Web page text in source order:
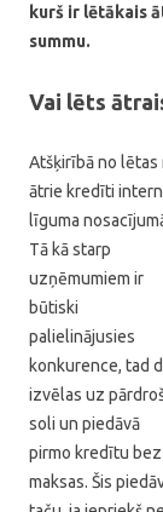
kurš ir lētākais
summu.
Vai lēts
Atšķirībā no lētas
ātrie kredīti
līguma
Tā kā starp
uzņēmumiem ir
būtiski
palielinājusies
konkurence, tad
izvēlas uz
soli un piedāvā
pirmo kredītu bez
maksas. Šis